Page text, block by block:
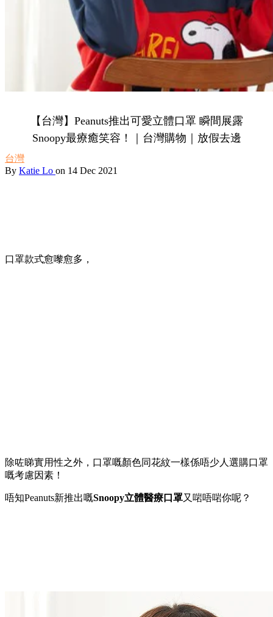
【台灣】Peanuts推出可愛立體口罩 瞬間展露
Snoopy最療癒笑容！｜台灣購物｜放假去邊
台灣
By Katie Lo on 14 Dec 2021
口罩款式愈嚟愈多，
除咗睇實用性之外，口罩嘅顏色同花紋一樣係唔少人選購口罩
嘅考慮因素！
唔知Peanuts新推出嘅Snoopy立體醫療口罩又啱唔啱你呢？